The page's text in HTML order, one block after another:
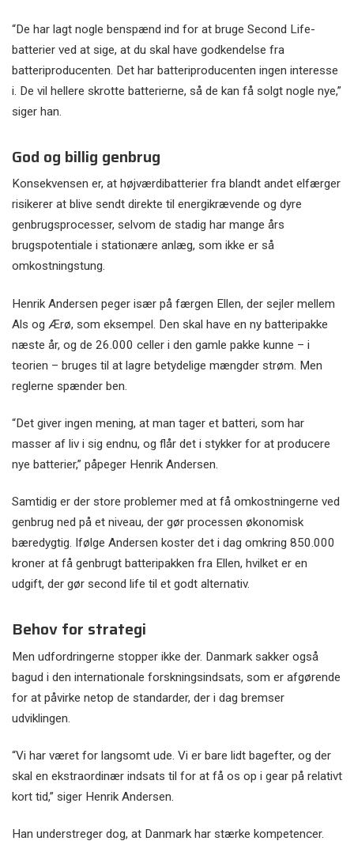
“De har lagt nogle benspænd ind for at bruge Second Life-
batterier ved at sige, at du skal have godkendelse fra
batteriproducenten. Det har batteriproducenten ingen interesse
i. De vil hellere skrotte batterierne, så de kan få solgt nogle nye,”
siger han.
God og billig genbrug
Konsekvensen er, at højværdibatterier fra blandt andet elfærger
risikerer at blive sendt direkte til energikrævende og dyre
genbrugsprocesser, selvom de stadig har mange års
brugspotentiale i stationære anlæg, som ikke er så
omkostningstung.
Henrik Andersen peger især på færgen Ellen, der sejler mellem
Als og Ærø, som eksempel. Den skal have en ny batteripakke
næste år, og de 26.000 celler i den gamle pakke kunne – i
teorien – bruges til at lagre betydelige mængder strøm. Men
reglerne spænder ben.
“Det giver ingen mening, at man tager et batteri, som har
masser af liv i sig endnu, og flår det i stykker for at producere
nye batterier,” påpeger Henrik Andersen.
Samtidig er der store problemer med at få omkostningerne ved
genbrug ned på et niveau, der gør processen økonomisk
bæredygtig. Ifølge Andersen koster det i dag omkring 850.000
kroner at få genbrugt batteripakken fra Ellen, hvilket er en
udgift, der gør second life til et godt alternativ.
Behov for strategi
Men udfordringerne stopper ikke der. Danmark sakker også
bagud i den internationale forskningsindsats, som er afgørende
for at påvirke netop de standarder, der i dag bremser
udviklingen.
“Vi har været for langsomt ude. Vi er bare lidt bagefter, og der
skal en ekstraordinær indsats til for at få os op i gear på relativt
kort tid,” siger Henrik Andersen.
Han understreger dog, at Danmark har stærke kompetencer.